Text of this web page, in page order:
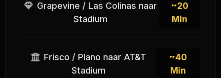
Grapevine / Las Colinas naar
Stadium
~20
Min
Frisco / Plano naar AT&T
Stadium
~40
Min